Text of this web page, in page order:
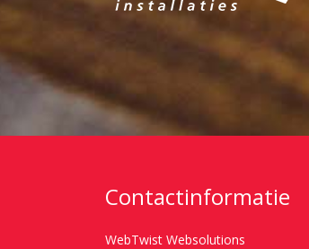
Contactinformatie
WebTwist Websolutions